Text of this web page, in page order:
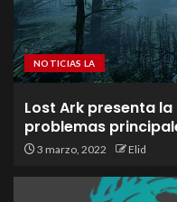
NOTICIAS LA
Lost Ark presenta
problemas
3 marzo, 2022 Elid